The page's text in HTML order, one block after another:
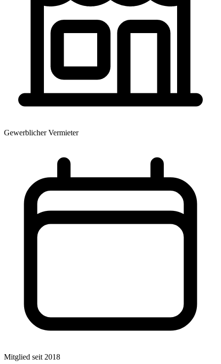
Gewerblicher Vermieter
Mitglied seit 2018